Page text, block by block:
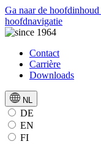
Ga naar de hoofdinhoud
hoofdnavigatie
Contact
Carrière
Downloads
NL
DE
EN
FI